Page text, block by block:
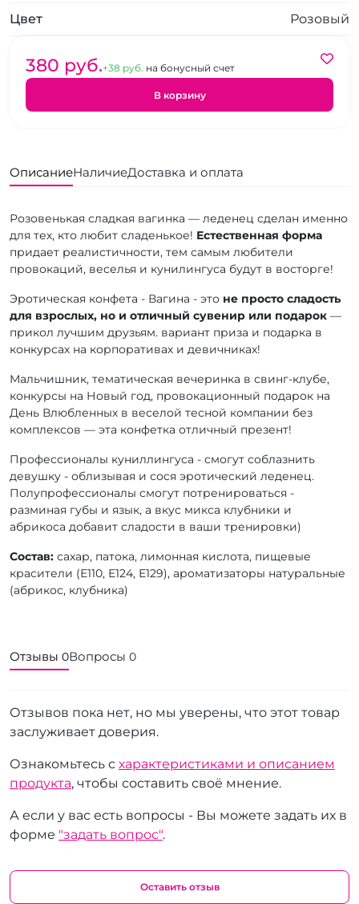
Цвет Розовый
380 pуб.+38 pуб. на бонусный счет
В корзину
ОписаниеНаличиеДоставка и оплата
Розовенькая сладкая вагинка — леденец сделан именно
для тех, кто любит сладенькое! Естественная форма
придает реалистичности, тем самым любители
провокаций, веселья и кунилингуса будут в восторге!
Эротическая конфета - Вагина - это не просто сладость
для взрослых, но и отличный сувенир или подарок —
прикол лучшим друзьям. вариант приза и подарка в
конкурсах на корпоративах и девичниках!
Мальчишник, тематическая вечеринка в свинг-клубе,
конкурсы на Новый год, провокационный подарок на
День Влюбленных в веселой тесной компании без
комплексов — эта конфетка отличный презент!
Профессионалы куниллингуса - смогут соблазнить
девушку - облизывая и сося эротический леденец.
Полупрофессионалы смогут потренироваться -
разминая губы и язык, а вкус микса клубники и
абрикоса добавит сладости в ваши тренировки)
Состав: сахар, патока, лимонная кислота, пищевые
красители (Е110, Е124, Е129), ароматизаторы натуральные
(абрикос, клубника)
Отзывы 0Вопросы 0
Отзывов пока нет, но мы уверены, что этот товар
заслуживает доверия.
Ознакомьтесь с характеристиками и описанием
продукта, чтобы составить своё мнение.
А если у вас есть вопросы - Вы можете задать их в
форме "задать вопрос".
Оставить отзыв